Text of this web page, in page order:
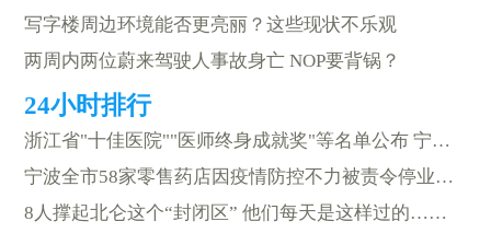
写字楼周边环境能否更亮丽？这些现状不乐观
两周内两位蔚来驾驶人事故身亡 NOP要背锅？
浙江省"十佳医院""医师终身成就奖"等名单公布 宁波上榜的有……
宁波全市58家零售药店因疫情防控不力被责令停业整顿
8人撑起北仑这个“封闭区” 他们每天是这样过的……